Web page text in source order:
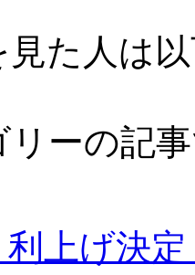
見た人は
リーの記
上げ決